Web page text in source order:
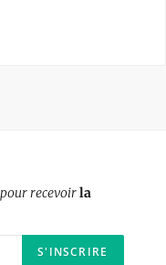
recevoirla